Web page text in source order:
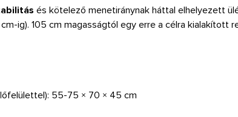
és kötelező menetiránynak háttal elhelyezett
ig). 105 cm magasságtól egy erre a célra kialakított
55-75 × 70 × 45 cm